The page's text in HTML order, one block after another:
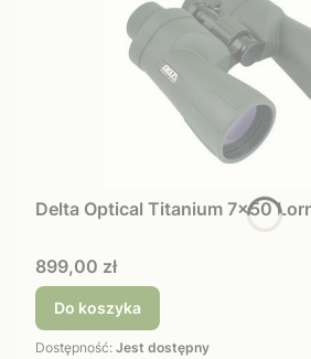
Delta Optical Titanium 7x50
Cena
899,00 zł
Do koszyka
Dostępność: Jest dostępny